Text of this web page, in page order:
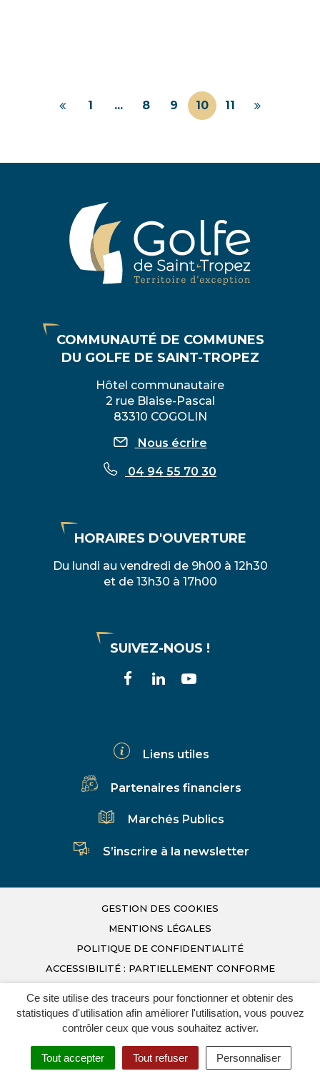
Ce site utilise des traceurs pour fonctionner et obtenir des
statistiques d'utilisation afin améliorer l'utilisation, vous pouvez
contrôler ceux que vous souhaitez activer.
Tout accepter Tout refuser Personnaliser
Infos Déchets
Page
1 ... 8 9 10 11
Page
COMMUNAUTÉ DE COMMUNES
DU GOLFE DE SAINT-TROPEZ
Hôtel communautaire
2 rue Blaise-Pascal
83310 COGOLIN
Nous écrire
04 94 55 70 30
HORAIRES D'OUVERTURE
Du lundi au vendredi de 9h00 à 12h30
et de 13h30 à 17h00
SUIVEZ-NOUS !
Lien
Facebook
Lien
LinkedinYoutube
Liens utiles
Partenaires financiers
Marchés Publics
S’inscrire à la newsletter
GESTION DES COOKIES
MENTIONS LÉGALES
POLITIQUE DE CONFIDENTIALITÉ
ACCESSIBILITÉ : PARTIELLEMENT CONFORME
INOVAGORA